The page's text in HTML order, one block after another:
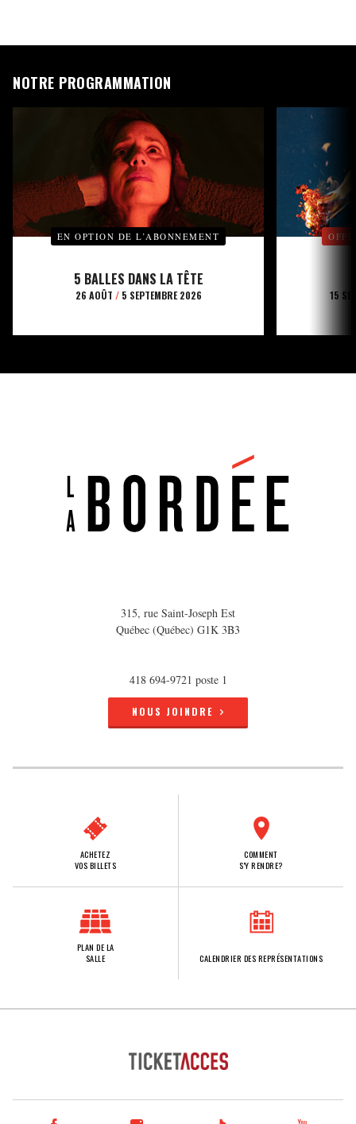
NOTRE PROGRAMMATION
EN OPTION DE L’ABONNEMENT
5 BALLES DANS LA TÊTE
26 AOÛT /5 SEPTEMBRE 2026 15
315, rue Saint-Joseph Est
Québec (Québec) G1K 3B3
418 694-9721 poste 1
NOUS JOINDRE
ACHETEZ
VOS BILLETS
COMMENT
S'Y RENDRE?
PLAN DE LA
SALLE
CALENDRIER DES REPRÉSENTATIONS